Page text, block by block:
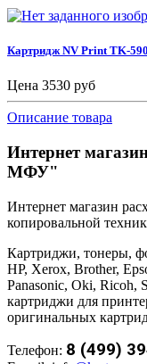
Картридж NV Print TK-
Цена 3530 руб
Описание товара
Интернет
МФУ"
Интернет магазин
копировальной
Картриджи, тонеры,
HP, Xerox, Brother,
Panasonic, Oki, Ricoh,
картриджи для
оригинальных
Телефон: 8 (499)